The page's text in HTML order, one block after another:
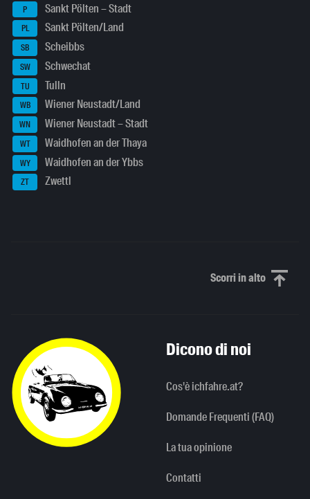
P Sankt Pölten – Stadt
PL Sankt Pölten/Land
SB Scheibbs
SW Schwechat
TU Tulln
WB Wiener Neustadt/Land
WN Wiener Neustadt – Stadt
WT Waidhofen an der Thaya
WY Waidhofen an der Ybbs
ZT Zwettl
Scorri in altoScorri in alto
Dicono di noi
Cos'è ichfahre.at?
Domande Frequenti (FAQ)
La tua opinione
Contatti